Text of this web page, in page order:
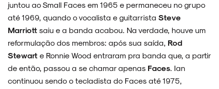
juntou ao Small Faces em 1965 e permaneceu no grupo
até 1969, quando o vocalista e guitarrista Steve
Marriott saiu e a banda acabou. Na verdade, houve um
reformulação dos membros: após sua saída, Rod
Stewart e Ronnie Wood entraram pra banda que, a partir
de então, passou a se chamar apenas Faces. Ian
continuou sendo o tecladista do Faces até 1975,